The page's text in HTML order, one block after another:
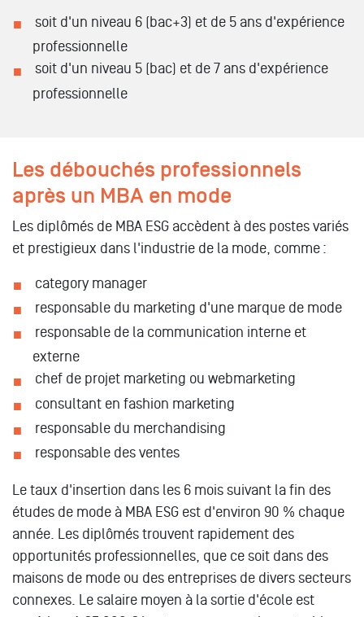
soit d'un niveau 6 (bac+3) et de 5 ans d'expérience
professionnelle
soit d'un niveau 5 (bac) et de 7 ans d'expérience
professionnelle
Les débouchés professionnels
après un MBA en mode
Les diplômés de MBA ESG accèdent à des postes variés
et prestigieux dans l'industrie de la mode, comme :
category manager
responsable du marketing d'une marque de mode
responsable de la communication interne et
externe
chef de projet marketing ou webmarketing
consultant en fashion marketing
responsable du merchandising
responsable des ventes
Le taux d'insertion dans les 6 mois suivant la fin des
études de mode à MBA ESG est d'environ 90 % chaque
année. Les diplômés trouvent rapidement des
opportunités professionnelles, que ce soit dans des
maisons de mode ou des entreprises de divers secteurs
connexes. Le salaire moyen à la sortie d'école est